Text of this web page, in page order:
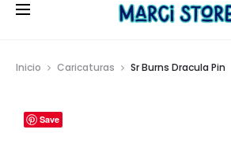
Inicio Caricaturas Sr Burns Dracula Pin
Save